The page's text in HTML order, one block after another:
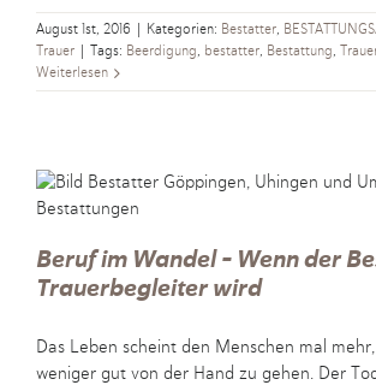
August 1st, 2016 Kategorien: Bestatter,
Trauer
Tags: Beerdigung, bestatter, Bestattung,
Weiterlesen
Beruf im Wandel – Wenn der
Trauerbegleiter wird
Das Leben scheint den Menschen mal
weniger gut von der Hand zu gehen. Der